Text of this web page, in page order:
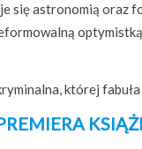
się astronomią oraz
której